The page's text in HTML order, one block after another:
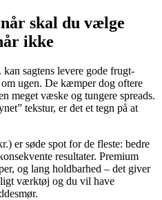
skal du vælge
ikke
sagtens levere gode frugt-
om ugen. De kæmper dog oftere
meget væske og tungere spreads.
tekstur, er det et tegn på at
er søde spot for de fleste: bedre
resultater. Premium
og lang holdbarhed – det giver
værktøj og du vil have